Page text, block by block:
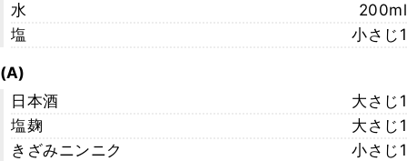
水
200ml
塩
小さじ1
(A)
日本酒
大さじ1
塩麹
大さじ1
きざみニンニク
小さじ1